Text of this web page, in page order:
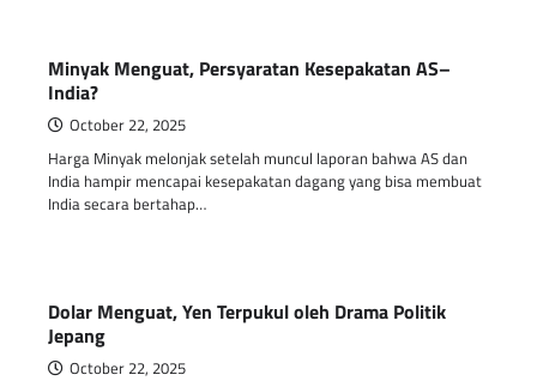
Minyak Menguat, Persyaratan Kesepakatan AS–
India?
October 22, 2025
Harga Minyak melonjak setelah muncul laporan bahwa AS dan
India hampir mencapai kesepakatan dagang yang bisa membuat
India secara bertahap…
Dolar Menguat, Yen Terpukul oleh Drama Politik
Jepang
October 22, 2025